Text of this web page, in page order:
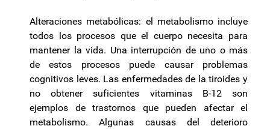
Alteraciones metabólicas: el metabolismo incluye
todos los procesos que el cuerpo necesita para
mantener la vida. Una interrupción de uno o más
de estos procesos puede causar problemas
cognitivos leves. Las enfermedades de la tiroides y
no obtener suficientes vitaminas B-12 son
ejemplos de trastornos que pueden afectar el
metabolismo. Algunas causas del deterioro